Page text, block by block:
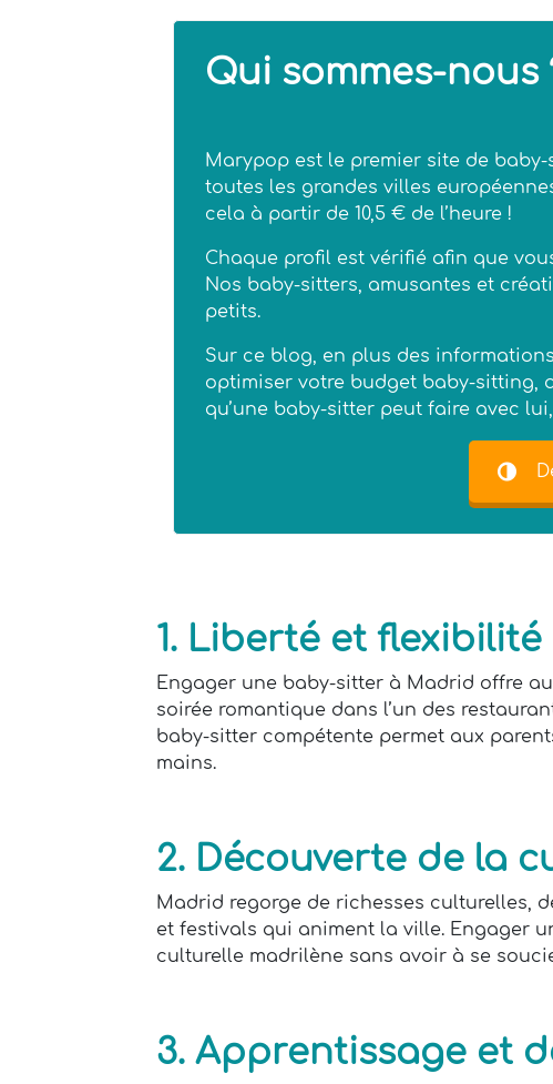
Qui sommes-nous
Marypop est le premier site de
toutes les grandes villes
cela à partir de 10,5 € de l’heure !
Chaque profil est vérifié afin que
Nos baby-sitters, amusantes et
petits.
Sur ce blog, en plus des
optimiser votre budget baby-sitting,
qu’une baby-sitter peut faire avec
1. Liberté et
Engager une baby-sitter à Madrid offre
soirée romantique dans l’un des
baby-sitter compétente permet aux
mains.
2. Découverte de la
Madrid regorge de richesses culturelles,
et festivals qui animent la ville. Engager
culturelle madrilène sans avoir à se
3. Apprentissage et